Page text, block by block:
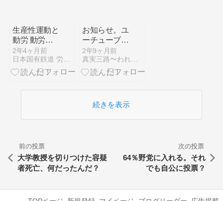
生産性運動と
動労 動労か
ら見た生産性
運動とは 第1
話
2年4ヶ月前
お知らせ。ユ
ーチューブ動
画に移行しま
す
2年9ヶ月前
続きを表示
前の投票
大学教授を切りつけた容疑
者死亡、何だったんだ？
次の投票
64％野党に入れる。それ
でも自公に投票？